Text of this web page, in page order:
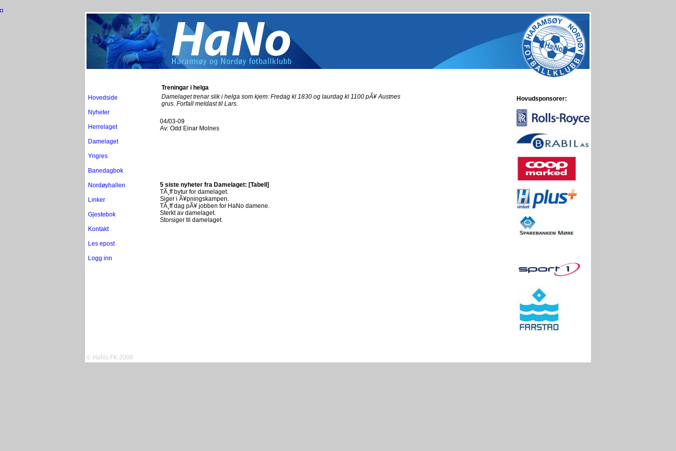
Hovedside
Nyheter
Herrelaget
Damelaget
Yngres
Banedagbok
Nordøyhallen
Linker
Gjestebok
Kontakt
Les epost
Logg inn
Treningar i helga
Damelaget trenar slik i helga som kjem: Fredag kl 1830 og laurdag kl 1100 pÃ¥ Austnes
grus. Forfall meldast til Lars.
04/03-09
Av: Odd Einar Molnes
5 siste nyheter fra Damelaget: [Tabell]
TÃ¸ff bytur for damelaget.
Siger i Ã¥pningskampen.
TÃ¸ff dag pÃ¥ jobben for HaNo damene.
Sterkt av damelaget.
Storsiger til damelaget.
Hovudsponsorer:
© HaNo FK 2008